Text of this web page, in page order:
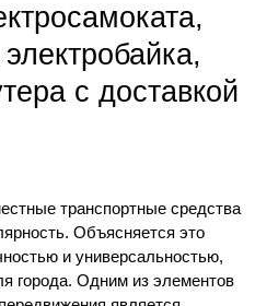
с доставкой
транспортные средства
Объясняется это
и универсальностью,
города. Одним из элементов